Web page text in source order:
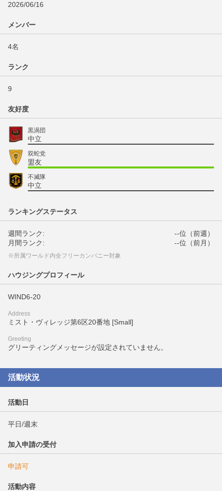
2026/06/16
メンバー
4名
ランク
9
友好度
黒渦団
中立
双蛇党
盟友
不滅隊
中立
ランキングステータス
週間ランク:
--位（前週）
月間ランク:
--位（前月）
※所属ワールド内全フリーカンパニー対象
ハウジングプロフィール
WIND6-20
Address
ミスト・ヴィレッジ第6区20番地 [Small]
Greeting
グリーティングメッセージが設定されていません。
活動状況
活動日
平日/週末
加入申請の受付
申請可
活動内容